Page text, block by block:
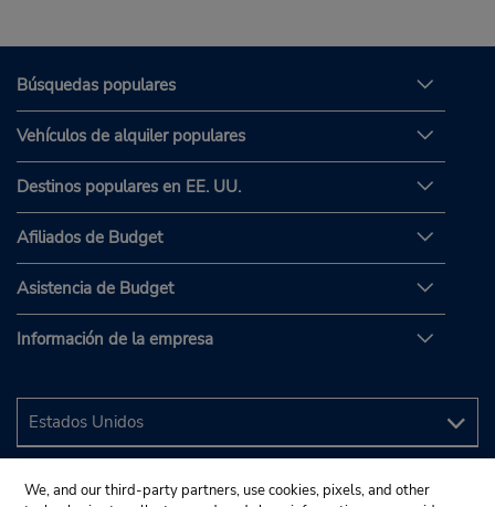
Búsquedas populares
Vehículos de alquiler populares
Destinos populares en EE. UU.
Afiliados de Budget
Asistencia de Budget
Información de la empresa
We, and our third-party partners, use cookies, pixels, and other